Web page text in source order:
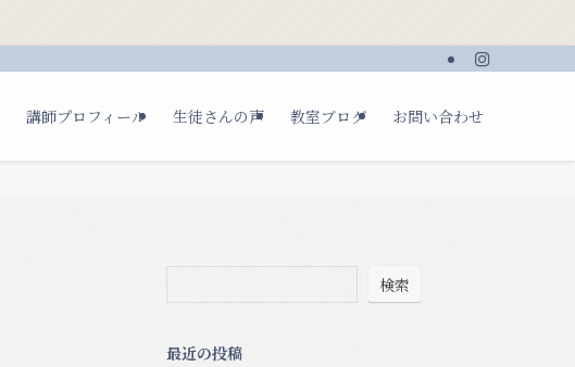
講師プロフィール 生徒さんの声 教室ブログ お問い合わせ
検索
最近の投稿